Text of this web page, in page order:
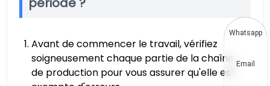
Avant de commencer le travail, vérifiez
soigneusement chaque partie de la chaîne
de production pour vous assurer qu'elle est
Whatsapp
Email